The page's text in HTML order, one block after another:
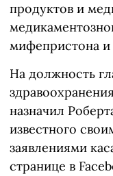
продуктов и
мифепристона и
На должность
назначил
известного
заявлениями
странице в